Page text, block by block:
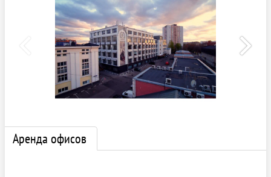
Аренда офисов